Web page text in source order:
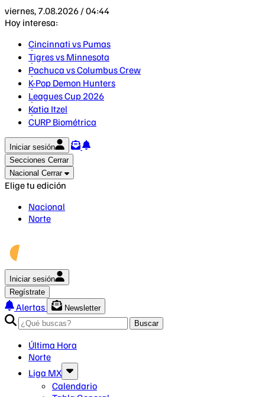
viernes, 7.08.2026 / 04:44
Hoy interesa:
Cincinnati vs Pumas
Tigres vs Minnesota
Pachuca vs Columbus Crew
K-Pop Demon Hunters
Leagues Cup 2026
Katia Itzel
CURP Biométrica
Iniciar sesión
Secciones Cerrar
Nacional Cerrar
Elige tu edición
Nacional
Norte
Iniciar sesión
Regístrate
Alertas
Newsletter
Buscar
Última Hora
Norte
Liga MX
Calendario